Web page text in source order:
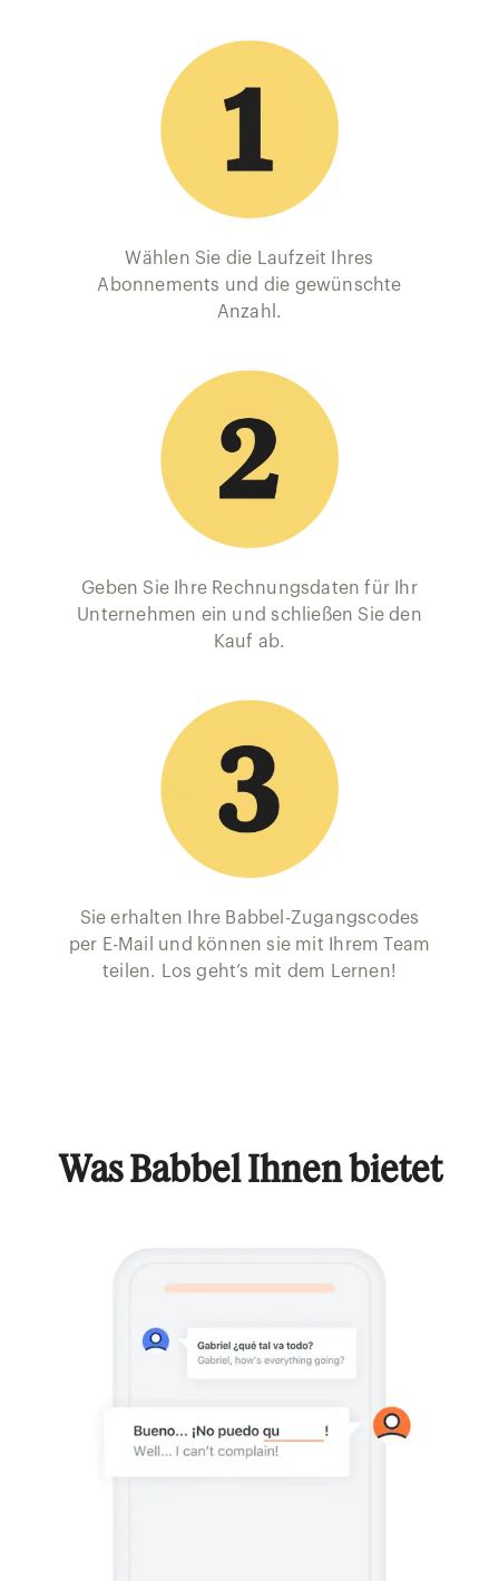
Wählen Sie die Laufzeit Ihres
Abonnements und die gewünschte
Anzahl.
Geben Sie Ihre Rechnungsdaten für Ihr
Unternehmen ein und schließen Sie den
Kauf ab.
Sie erhalten Ihre Babbel-Zugangscodes
per E-Mail und können sie mit Ihrem Team
teilen. Los geht’s mit dem Lernen!
Was Babbel Ihnen bietet